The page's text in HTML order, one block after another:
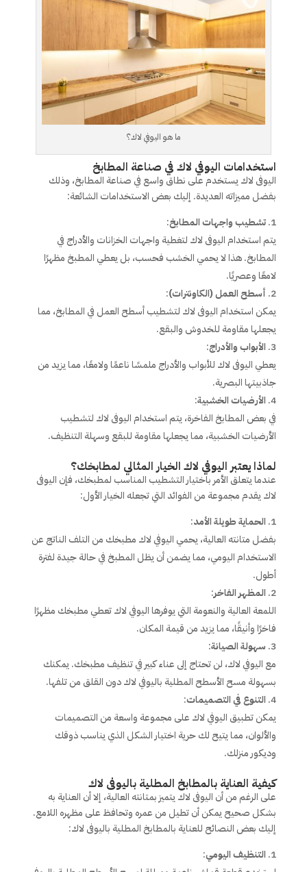
ما هو اليوفي لاك؟
استخدامات اليوفي لاك في صناعة المطابخ
اليوفى لاك يستخدم على نطاق واسع في صناعة المطابخ، وذلك
بفضل مميزاته العديدة. إليك بعض الاستخدامات الشائعة:
تشطيب واجهات المطابخ:
يتم استخدام اليوفى لاك لتغطية واجهات الخزانات والأدراج في
المطابخ. هذا لا يحمي الخشب فحسب، بل يعطي المطبخ مظهرًا
لامعًا وعصريًا.
أسطح العمل (الكاونترات):
يمكن استخدام اليوفى لاك لتشطيب أسطح العمل في المطابخ، مما
يجعلها مقاومة للخدوش والبقع.
الأبواب والأدراج:
يعطي اليوفى لاك للأبواب والأدراج ملمسًا ناعمًا ولامعًا، مما يزيد من
جاذبيتها البصرية.
الأرضيات الخشبية:
في بعض المطابخ الفاخرة، يتم استخدام اليوفى لاك لتشطيب
الأرضيات الخشبية، مما يجعلها مقاومة للبقع وسهلة التنظيف.
لماذا يعتبر اليوفي لاك الخيار المثالي لمطابخك؟
عندما يتعلق الأمر باختيار التشطيب المناسب لمطبخك، فإن اليوفى
لاك يقدم مجموعة من الفوائد التي تجعله الخيار الأول:
الحماية طويلة الأمد:
بفضل متانته العالية، يحمي اليوفي لاك مطبخك من التلف الناتج عن
الاستخدام اليومي، مما يضمن أن يظل المطبخ في حالة جيدة لفترة
أطول.
المظهر الفاخر:
اللمعة العالية والنعومة التي يوفرها اليوفي لاك تعطي مطبخك مظهرًا
فاخرًا وأنيقًا، مما يزيد من قيمة المكان.
سهولة الصيانة:
مع اليوفي لاك، لن تحتاج إلى عناء كبير في تنظيف مطبخك. يمكنك
بسهولة مسح الأسطح المطلية باليوفي لاك دون القلق من تلفها.
التنوع في التصميمات:
يمكن تطبيق اليوفي لاك على مجموعة واسعة من التصميمات
والألوان، مما يتيح لك حرية اختيار الشكل الذي يناسب ذوقك
وديكور منزلك.
كيفية العناية بالمطابخ المطلية باليوفى لاك
على الرغم من أن اليوفى لاك يتميز بمتانته العالية، إلا أن العناية به
بشكل صحيح يمكن أن تطيل من عمره وتحافظ على مظهره اللامع.
إليك بعض النصائح للعناية بالمطابخ المطلية باليوفى لاك:
التنظيف اليومي: